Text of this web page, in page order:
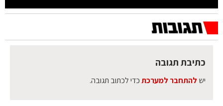
כתיבת תגובה
יש להתחבר למערכתכדי לכתוב תגובה.